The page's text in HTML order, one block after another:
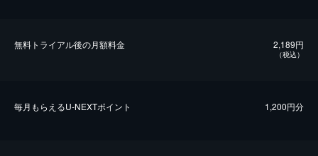
無料トライアル後の⽉額料金 2,189円
（税込）
毎⽉もらえるU-NEXTポイント 1,200円分